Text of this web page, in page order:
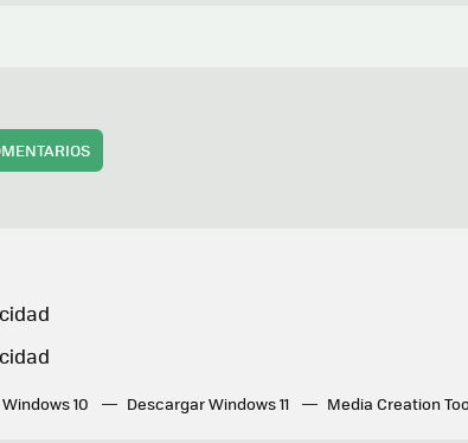
10 Descargar Windows 11 Media Creation